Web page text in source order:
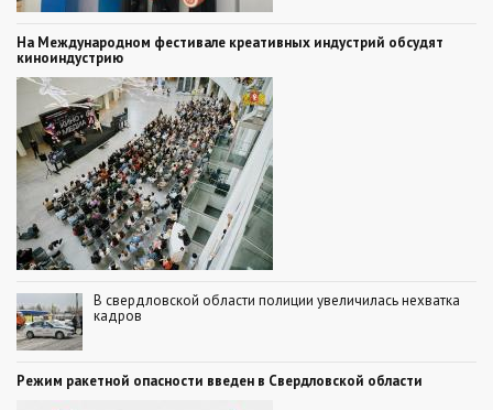
На Международном фестивале креативных индустрий обсудят
киноиндустрию
В свердловской области полиции увеличилась нехватка
кадров
Режим ракетной опасности введен в Свердловской области